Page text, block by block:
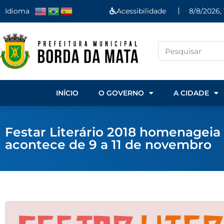
Idioma Acessibilidade 8/8/2026,
INÍCIO O GOVERNO A CIDADE
Festar Literário 2018
acontece de 9 a 11 de novembro